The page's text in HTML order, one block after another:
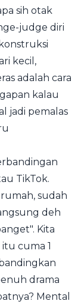
sih otak
judge diri
kecil,
adalah cara
kalau
jadi pemalas
TikTok.
sudah
deh
Kita
cuma 1
drama
Mental